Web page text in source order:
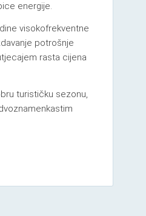
energije.
visokofrekventne
potrošnje
rasta cijena
turističku sezonu,